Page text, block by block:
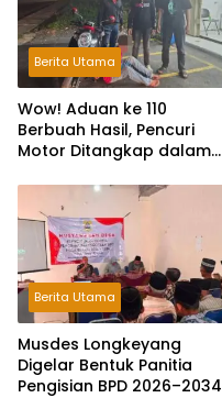
Berita Utama
Wow! Aduan ke 110
Berbuah Hasil, Pencuri
Motor Ditangkap dalam
Berita Utama
Musdes Longkeyang
Digelar Bentuk Panitia
Pengisian BPD 2026–2034